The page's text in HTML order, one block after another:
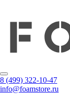
8 (499) 322-10-47
info@foamstore.ru